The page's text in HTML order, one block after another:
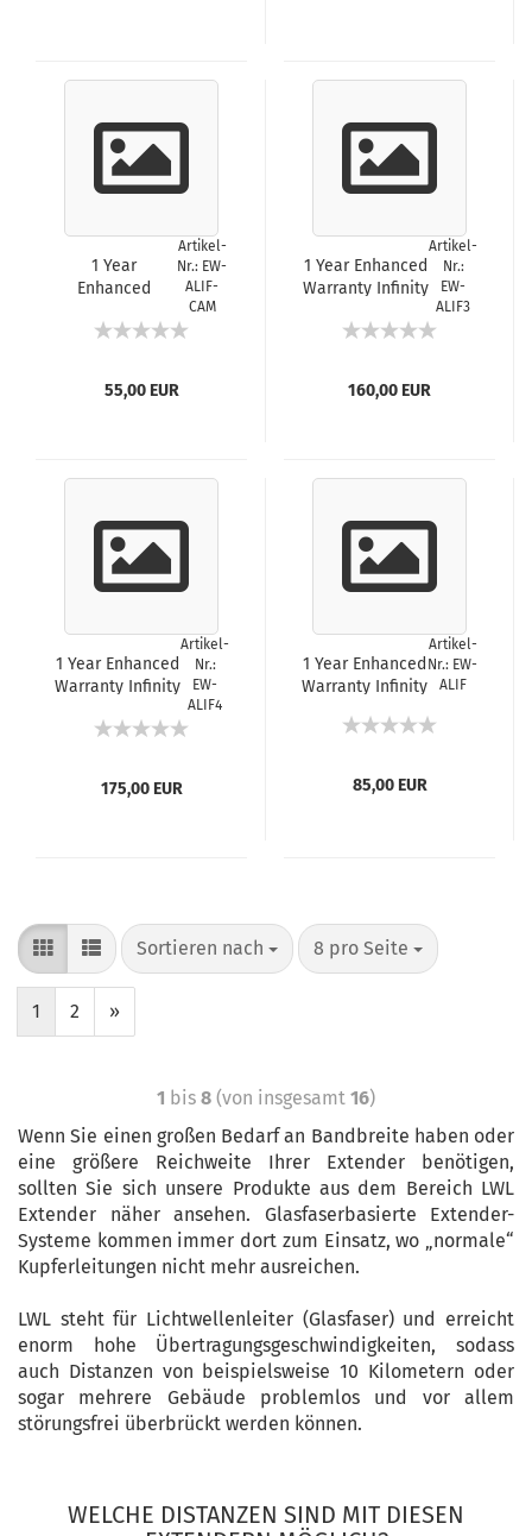
1 Year
Enhanced
CAM
Artikel-
Nr.: EW-
ALIF-
CAM
55,00 EUR
1 Year Enhanced
Warranty Infinity
Endpoint
Artikel-
Nr.:
EW-
ALIF3
160,00 EUR
1 Year Enhanced
Warranty Infinity
Endpoint
Artikel-
Nr.:
EW-
ALIF4
175,00 EUR
1 Year Enhanced
Warranty Infinity
Artikel-
Nr.: EW-
ALIF
85,00 EUR
Sortieren nach 8 pro Seite
1 2 »
1 bis 8 (von insgesamt 16)
Wenn Sie einen großen Bedarf an Bandbreite haben oder
eine größere Reichweite Ihrer Extender benötigen,
sollten Sie sich unsere Produkte aus dem Bereich LWL
Extender näher ansehen. Glasfaserbasierte Extender-
Systeme kommen immer dort zum Einsatz, wo „normale“
Kupferleitungen nicht mehr ausreichen.
LWL steht für Lichtwellenleiter (Glasfaser) und erreicht
enorm hohe Übertragungsgeschwindigkeiten, sodass
auch Distanzen von beispielsweise 10 Kilometern oder
sogar mehrere Gebäude problemlos und vor allem
störungsfrei überbrückt werden können.
WELCHE DISTANZEN SIND MIT DIESEN